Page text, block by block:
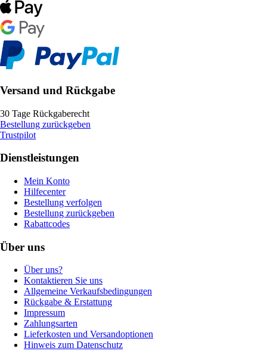
Versand und Rückgabe
30 Tage Rückgaberecht
Bestellung zurückgeben
Trustpilot
Dienstleistungen
Mein Konto
Hilfecenter
Bestellung verfolgen
Bestellung zurückgeben
Rabattcodes
Über uns
Über uns?
Kontaktieren Sie uns
Allgemeine Verkaufsbedingungen
Rückgabe & Erstattung
Impressum
Zahlungsarten
Lieferkosten und Versandoptionen
Hinweis zum Datenschutz